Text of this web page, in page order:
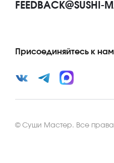
FEEDBACK@SUSHI-
Присоединяйтесь к нам
© Суши Мастер. Все